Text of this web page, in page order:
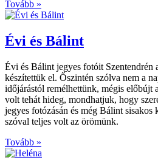
Tovább »
Évi és Bálint
Évi és Bálint jegyes fotóit Szentendrén
készítettük el. Őszintén szólva nem a
időjárástól remélhettünk, mégis előbújt
volt tehát hideg, mondhatjuk, hogy
jegyes fotózásán és még Bálint sisakos
szóval teljes volt az örömünk.
Tovább »